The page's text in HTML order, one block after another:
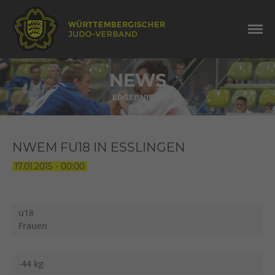
NEWS
ERGEBNISSE
NWEM FU18 IN ESSLINGEN
17.01.2015 - 00:00
u18
Frauen
-44 kg